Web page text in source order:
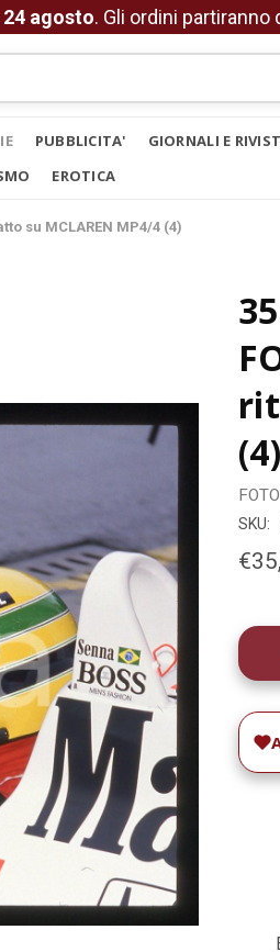
agosto. Gli ordini partiranno
PUBBLICITA' GIORNALI E
EROTICA
su MCLAREN MP4/4 (4)
(4)
SKU: